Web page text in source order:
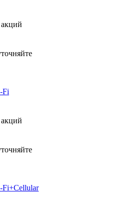
акций
Fi
акций
Fi+Cellular